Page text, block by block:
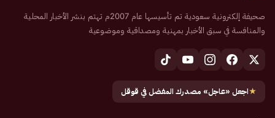
صحيفة إلكترونية سعودية تم تأسيسها عام 2007م تهتم بنشر الأخبار المحلية
والمنافسة في سبق الأخبار بمهنية ومصداقية وموضوعية
★اجعل «عاجل» مصدرك المفضل في قوقل